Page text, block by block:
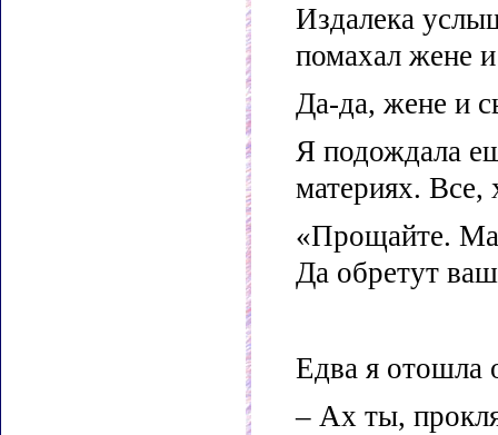
Издалека
помахал жене
Да-да, жене и
Я подождала
материях. Все,
«Прощайте.
Да обретут
Едва я отошла
– Ах ты,